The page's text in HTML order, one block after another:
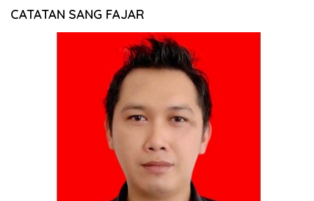
CATATAN SANG FAJAR